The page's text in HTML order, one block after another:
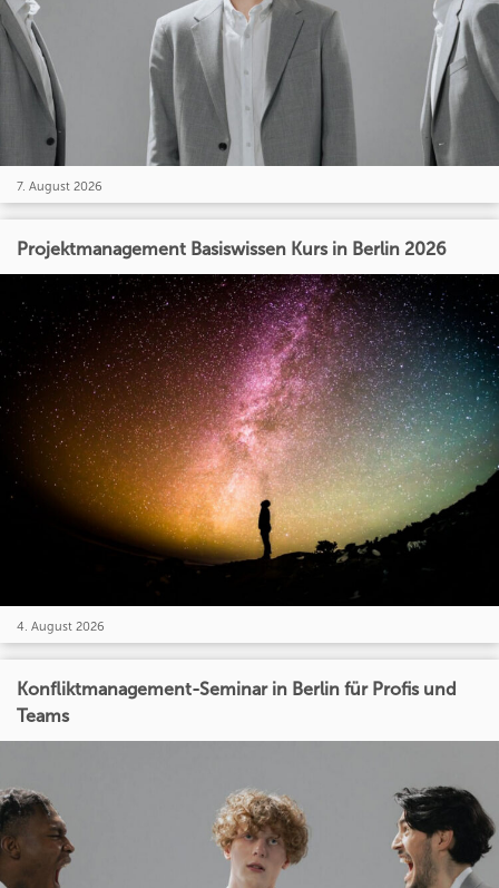
7. August 2026
Projektmanagement Basiswissen Kurs in Berlin 2026
4. August 2026
Konfliktmanagement-Seminar in Berlin für Profis und
Teams